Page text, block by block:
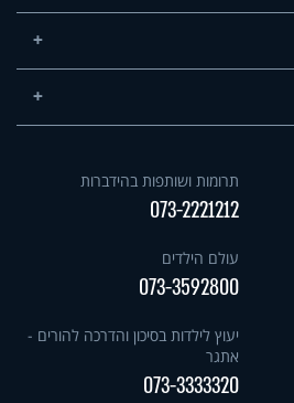
תרומות ושותפות בהידברות
073-2221212
עולם הילדים
073-3592800
יעוץ לילדות בסיכון והדרכה להורים -
אתגר
073-3333320